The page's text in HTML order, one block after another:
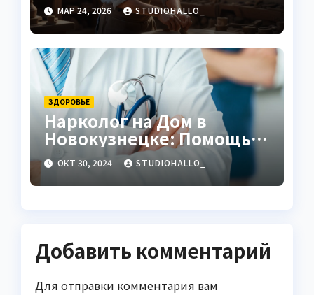
МАР 24, 2026 STUDIOHALLO_
ЗДОРОВЬЕ
Нарколог на Дом в
Новокузнецке: Помощь,
Которая Всегда Рядом
ОКТ 30, 2024 STUDIOHALLO_
Добавить комментарий
Для отправки комментария вам